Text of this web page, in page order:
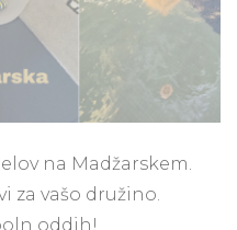
na Madžarskem.
za vašo družino.
oddih!